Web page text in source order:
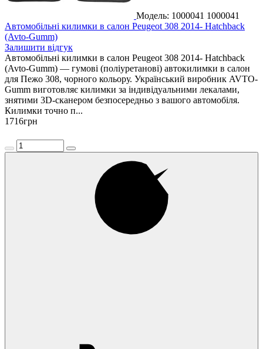
Модель: 1000041 1000041
Автомобільні килимки в салон Peugeot 308 2014- Hatchback
(Avto-Gumm)
Залишити відгук
Автомобільні килимки в салон Peugeot 308 2014- Hatchback
(Avto-Gumm) — гумові (поліуретанові) автокилимки в салон
для Пежо 308, чорного кольору. Український виробник AVTO-
Gumm виготовляє килимки за індивідуальними лекалами,
знятими 3D-сканером безпосередньо з вашого автомобіля.
Килимки точно п...
1716грн